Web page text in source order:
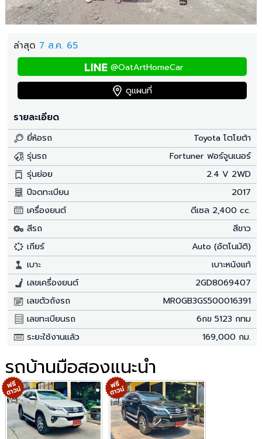
ล่าสุด 7 ส.ค. 65
@OatArtHomeCar
ดูแผนที่
รายละเอียด
ยี่ห้อรถ
Toyota โตโยต้า
รุ่นรถ
Fortuner ฟอร์จูนเนอร์
รุ่นย่อย
2.4 V 2WD
ปีจดทะเบียน
2017
เครื่องยนต์
ดีเซล 2,400 cc.
สีรถ
สีขาว
เกียร์
Auto (อัตโนมัติ)
เบาะ
เบาะหนังแท้
เลขเครื่องยนต์
2GD8069407
เลขตัวถังรถ
MR0GB3GS500016391
เลขทะเบียนรถ
6กข 5123 กทม
ระยะใช้งานแล้ว
169,000 กม.
รถบ้านมือสองแนะนำ